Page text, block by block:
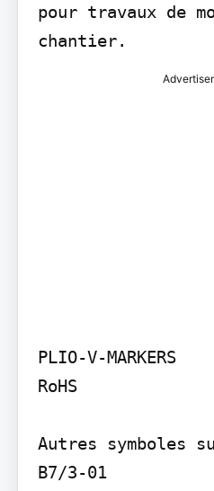
pour travaux de
chantier.
PLIO-V-MARKERS
RoHS
Autres symboles
B7/3-01